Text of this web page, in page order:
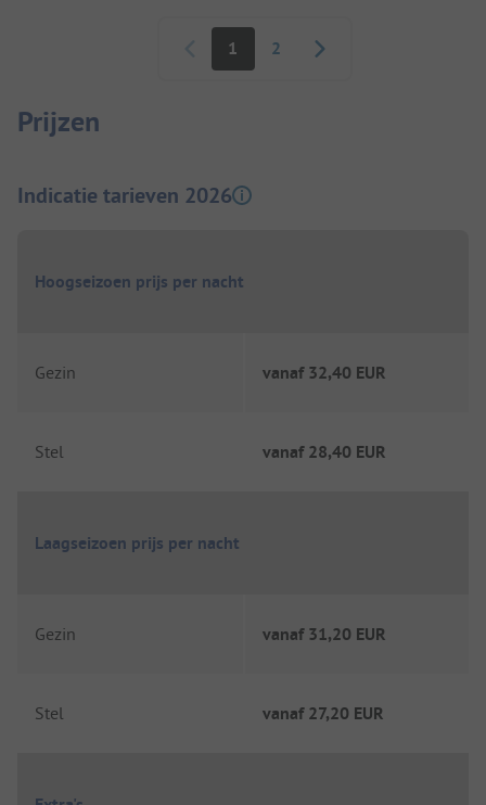
Paginering
1 2
Prijzen
Indicatie tarieven 2026
Hoogseizoen prijs per nacht
Gezin vanaf 32,40 EUR
Stel vanaf 28,40 EUR
Laagseizoen prijs per nacht
Gezin vanaf 31,20 EUR
Stel vanaf 27,20 EUR